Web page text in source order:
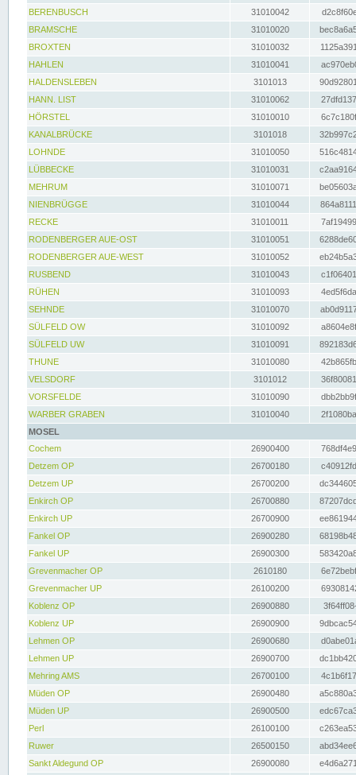
BERENBUSCH
31010042
BRAMSCHE
31010020
BROXTEN
31010032
HAHLEN
31010041
HALDENSLEBEN
3101013
HANN. LIST
31010062
HÖRSTEL
31010010
KANALBRÜCKE
3101018
LOHNDE
31010050
LÜBBECKE
31010031
MEHRUM
31010071
NIENBRÜGGE
31010044
RECKE
31010011
RODENBERGER AUE-OST
31010051
RODENBERGER AUE-WEST
31010052
RUSBEND
31010043
RÜHEN
31010093
SEHNDE
31010070
SÜLFELD OW
31010092
SÜLFELD UW
31010091
THUNE
31010080
VELSDORF
3101012
VORSFELDE
31010090
WARBER GRABEN
31010040
MOSEL
Cochem
26900400
Detzem OP
26700180
Detzem UP
26700200
Enkirch OP
26700880
Enkirch UP
26700900
Fankel OP
26900280
Fankel UP
26900300
Grevenmacher OP
2610180
Grevenmacher UP
26100200
Koblenz OP
26900880
Koblenz UP
26900900
Lehmen OP
26900680
Lehmen UP
26900700
Mehring AMS
26700100
Müden OP
26900480
Müden UP
26900500
Perl
26100100
Ruwer
26500150
Sankt Aldegund OP
26900080